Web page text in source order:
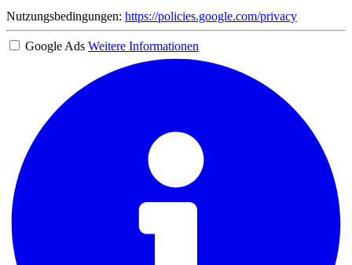
Nutzungsbedingungen: https://policies.google.com/privacy
Google Ads Weitere Informationen